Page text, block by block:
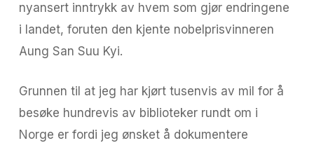
nyansert inntrykk av hvem som gjør endringene
i landet, foruten den kjente nobelprisvinneren
Aung San Suu Kyi.
Grunnen til at jeg har kjørt tusenvis av mil for å
besøke hundrevis av biblioteker rundt om i
Norge er fordi jeg ønsket å dokumentere